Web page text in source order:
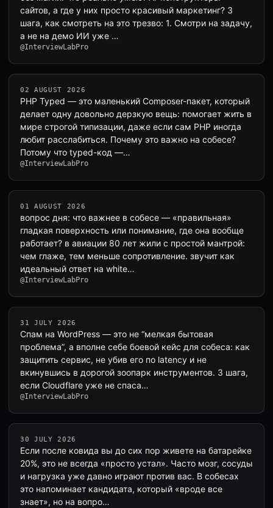
сайтов, а где у них просто красивый маркетинг? 3
шага, как смотреть на это трезво: 1. Смотри на задачу,
а не на демо ИИ уже …
@InterviewLabPro
02 AUGUST 2026
PHP Typed — это маленький Composer-пакет, который
делает одну довольно дерзкую вещь: помогает жить в
мире строгой типизации, даже если сам PHP иногда
любит расслабиться. Почему это важно на собесе?
Потому что typed-код —…
@InterviewLabPro
01 AUGUST 2026
вопрос дня: что важнее в собесе — «правильная»
гладкая поверхность или понимание, где она вообще
работает? в авиации 80 лет жили с простой мантрой:
чем глаже, тем меньше сопротивление. звучит как
идеальный ответ на white…
@InterviewLabPro
31 JULY 2026
Спам на WordPress — это не “мелкая бытовая
проблема”, а вполне себе боевой кейс для собеса: как
защитить сервис, не убив его по latency и не
вкинувшись в дорогой зоопарк инструментов. 3 шага,
если Cloudflare уже не спаса…
@InterviewLabPro
30 JULY 2026
Если после ковида вы до сих пор живете на батарейке
20%, это не всегда «просто устал». Часто мозг, сосуды
и нагрузка уже давно играют против вас. В собесах
это напоминает кандидата, который «вроде все
знает», но на вопро…